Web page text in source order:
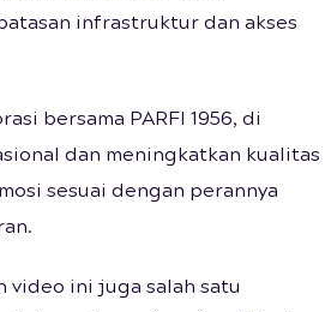
infrastruktur dan akses
bersama PARFI 1956, di
dan meningkatkan kualitas
sesuai dengan perannya
video ini juga salah satu